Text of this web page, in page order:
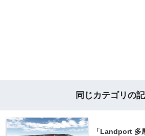
同じカテゴリの
「Landport 多